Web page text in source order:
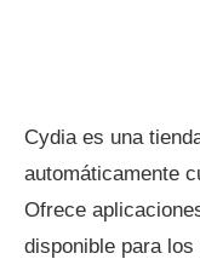
Cydia es una
automáticamente
Ofrece
disponible para